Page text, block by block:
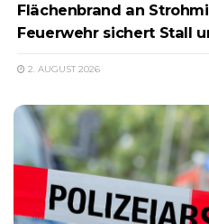
Flächenbrand an
Feuerwehr sichert Stall
2. AUGUST 2026